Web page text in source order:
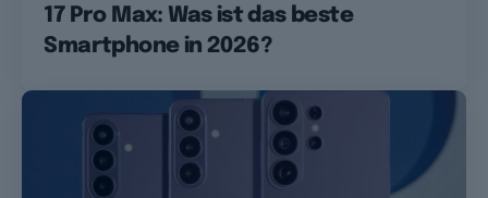
17 Pro Max: Was ist das beste
Smartphone in 2026?